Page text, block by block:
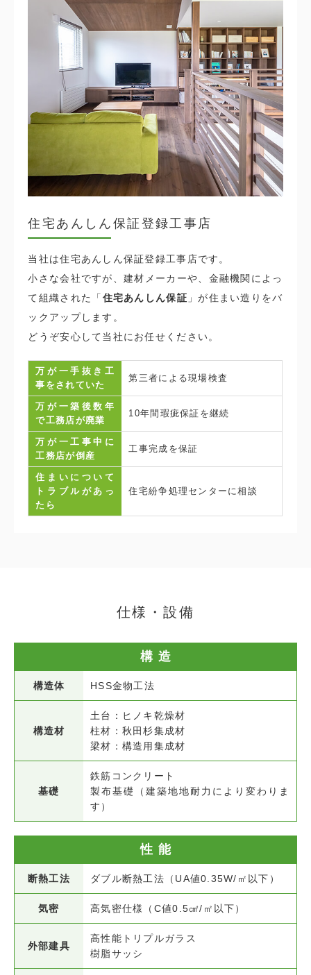
住宅あんしん保証登録工事店
当社は住宅あんしん保証登録工事店です。
小さな会社ですが、建材メーカーや、金融機関によっ
て組織された「 住宅あんしん保証 」が住まい造りをバ
ックアップします。
どうぞ安心して当社にお任せください。
万が一手抜き工
事をされていた
第三者による現場検査
万が一築後数年
で工務店が廃業
10年間瑕疵保証を継続
万が一工事中に
工務店が倒産
工事完成を保証
住まいについて
トラブルがあっ
たら
住宅紛争処理センターに相談
仕様・設備
構造
構造体 HSS金物工法
構造材
土台：ヒノキ乾燥材
柱材：秋田杉集成材
梁材：構造用集成材
基礎
鉄筋コンクリート
製布基礎（建築地地耐力により変わりま
す）
性能
断熱工法 ダブル断熱工法（UA値0.35W/㎡以下）
気密 高気密仕様（C値0.5㎠/㎡以下）
外部建具
高性能トリプルガラス
樹脂サッシ